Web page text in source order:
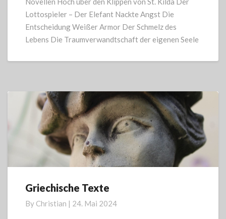
Lottospieler – Der Elefant Nackte Angst Die
Entscheidung Weißer Armor Der Schmelz des
Lebens Die Traumverwandtschaft der eigenen Seele
Griechische
Griechische Texte
By Christian | 24. Mai 2024